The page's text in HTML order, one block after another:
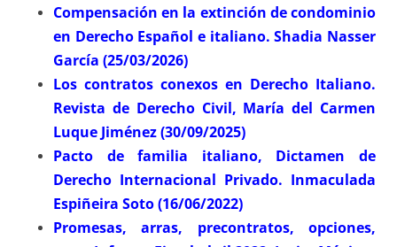
Compensación en la extinción de condominio
en Derecho Español e italiano. Shadia Nasser
García (25/03/2026)
Los contratos conexos en Derecho Italiano.
Revista de Derecho Civil, María del Carmen
Luque Jiménez (30/09/2025)
Pacto de familia italiano, Dictamen de
Derecho Internacional Privado. Inmaculada
Espiñeira Soto (16/06/2022)
Promesas, arras, precontratos, opciones,